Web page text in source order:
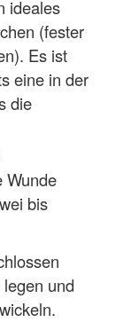
ideales
(fester
Es ist
eine in der
die
Wunde
bis
und